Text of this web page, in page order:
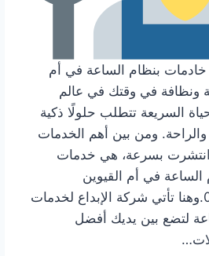
خادمات بنظام الساعة في أم
ونظافة في وقتك في عالم
السريعة تتطلب حلولًا ذكية
ومن بين أهم الخدمات
بسرعة، هي خدمات
في أم القيوين
0547557544.وهنا تأتي شركة الإبداع لخدمات
لتضع بين يديك أفضل